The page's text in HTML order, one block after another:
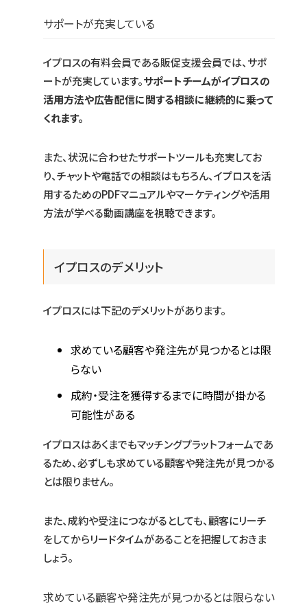
サポートが充実している
イプロスの有料会員である販促支援会員では、サポ
ートが充実しています。サポートチームがイプロスの
活用方法や広告配信に関する相談に継続的に乗って
くれます。
また、状況に合わせたサポートツールも充実してお
り、チャットや電話での相談はもちろん、イプロスを活
用するためのPDFマニュアルやマーケティングや活用
方法が学べる動画講座を視聴できます。
イプロスのデメリット
イプロスには下記のデメリットがあります。
求めている顧客や発注先が見つかるとは限
らない
成約・受注を獲得するまでに時間が掛かる
可能性がある
イプロスはあくまでもマッチングプラットフォームであ
るため、必ずしも求めている顧客や発注先が見つかる
とは限りません。
また、成約や受注につながるとしても、顧客にリーチ
をしてからリードタイムがあることを把握しておきま
しょう。
求めている顧客や発注先が見つかるとは限らない